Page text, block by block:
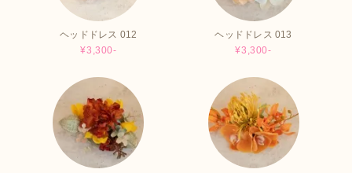
ヘッドドレス 012
¥3,300-
ヘッドドレス 013
¥3,300-